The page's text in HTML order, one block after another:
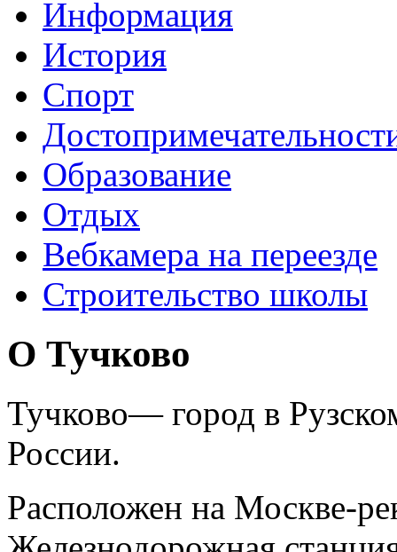
Информация
История
Спорт
Образование
Отдых
Вебкамера на переезде
Строительство школы
О Тучково
Тучково— город в
России.
Расположен на Москве-